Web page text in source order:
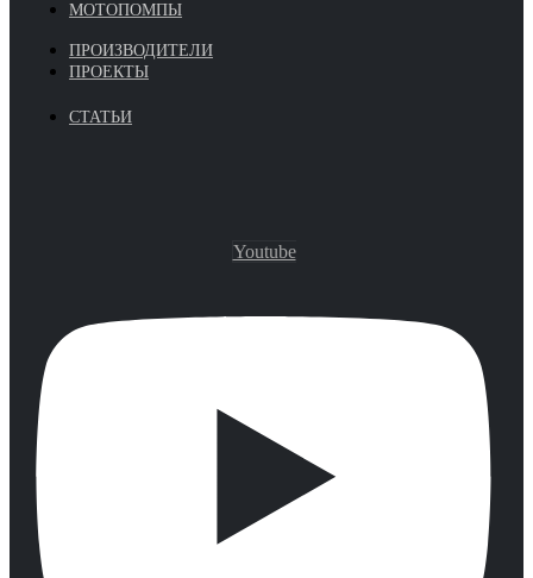
МОТОПОМПЫ
ПРОИЗВОДИТЕЛИ
ПРОЕКТЫ
СТАТЬИ
Youtube